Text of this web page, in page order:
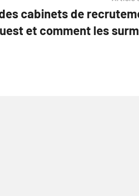
cabinets de
et comment les